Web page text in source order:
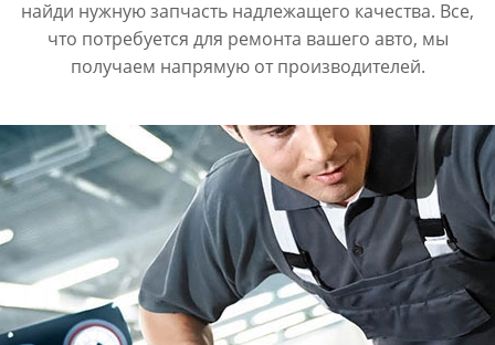
найди нужную запчасть надлежащего качества. Все,
что потребуется для ремонта вашего авто, мы
получаем напрямую от производителей.